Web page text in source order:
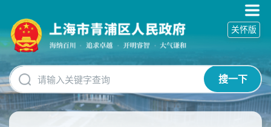
碍
操
明
跳
转
到
搜一下
关怀版